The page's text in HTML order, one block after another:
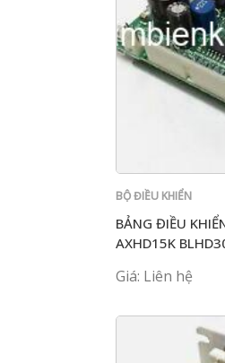
BỘ ĐIỀU KHIỂN
BẢNG ĐIỀU
AXHD15K
Giá: Liên hệ